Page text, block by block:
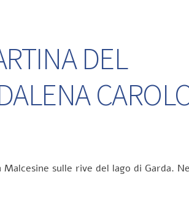
DEL
sulle rive del lago di Garda.